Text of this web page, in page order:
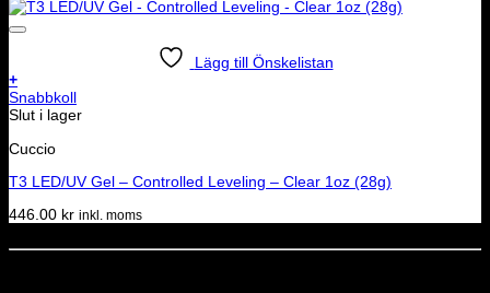
Lägg till Önskelistan
+
Snabbkoll
Slut i lager
Cuccio
T3 LED/UV Gel – Controlled Leveling – Clear 1oz (28g)
446.00 kr inkl. moms